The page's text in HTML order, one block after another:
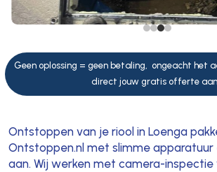
Geen oplossing = geen betaling, ongeacht het
direct jouw gratis offerte
Ontstoppen van je riool in Loenga
Ontstoppen.nl met slimme apparatuur
aan. Wij werken met camera-